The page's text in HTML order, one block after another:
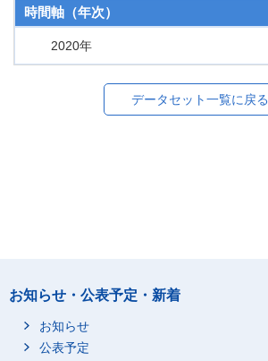
時間軸（年次）
2020年
データセット一覧に戻る
お知らせ・公表予定・新着
お知らせ
公表予定